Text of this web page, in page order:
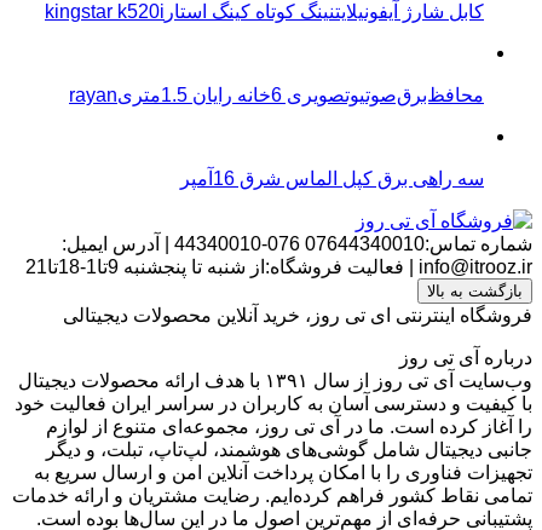
کابل شارژ آیفونیلایتنینگ کوتاه کینگ استارkingstar k520i
محافظ‌برق‌صوتیو‌تصویری 6خانه رایان 1.5متریrayan
سه راهی برق کپل الماس شرق 16آمپر
شماره تماس:07644340010 076-44340010
آدرس ایمیل:
info@itrooz.ir
فعالیت فروشگاه:از شنبه تا پنجشنبه 9تا1-18تا21
بازگشت به بالا
فروشگاه اینترنتی ای تی روز، خرید آنلاین محصولات دیجیتالی
درباره آی تی روز
وب‌سایت آی تی روز از سال ۱۳۹۱ با هدف ارائه محصولات دیجیتال
با کیفیت و دسترسی آسان به کاربران در سراسر ایران فعالیت خود
را آغاز کرده است. ما در آی تی روز، مجموعه‌ای متنوع از لوازم
جانبی دیجیتال شامل گوشی‌های هوشمند، لپ‌تاپ، تبلت، و دیگر
تجهیزات فناوری را با امکان پرداخت آنلاین امن و ارسال سریع به
تمامی نقاط کشور فراهم کرده‌ایم. رضایت مشتریان و ارائه خدمات
پشتیبانی حرفه‌ای از مهم‌ترین اصول ما در این سال‌ها بوده است.